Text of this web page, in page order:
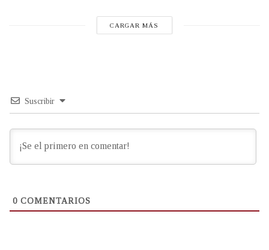
CARGAR MÁS
Suscribir
0 COMENTARIOS